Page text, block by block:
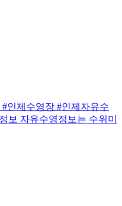
#인제수영장 #인제자유수
보 자유수영정보는 수위미